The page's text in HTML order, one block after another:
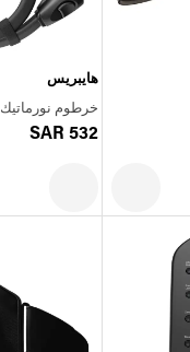
هايبريس
خرطوم نورماتيك
SAR 532